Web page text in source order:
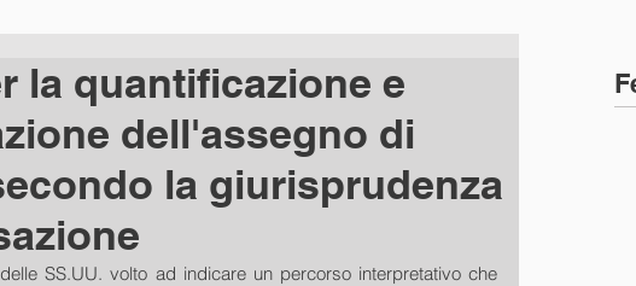
la quantificazione e
dell'assegno di
la giurisprudenza
SS.UU. volto ad indicare un percorso interpretativo che